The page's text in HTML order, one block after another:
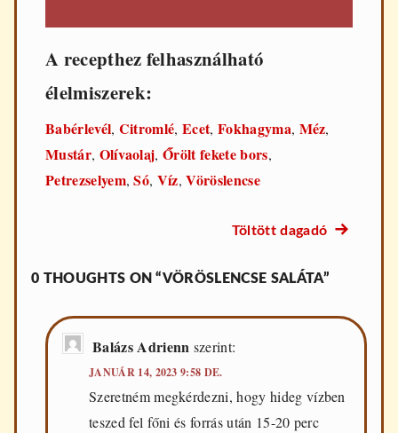
A recepthez felhasználható
élelmiszerek:
Babérlevél, Citromlé,Ecet, Fokhagyma, Méz,
Mustár, Olívaolaj,Őrölt fekete bors,
Petrezselyem,Só, Víz,Vöröslencse
navigáció
Töltött dagadó Következő
0 THOUGHTS ON “VÖRÖSLENCSE SALÁTA”
Balázs Adrienn szerint:
JANUÁR 14, 2023 9:58 DE.
Szeretném megkérdezni, hogy hideg vízben
teszed fel főni és forrás után 15-20 perc